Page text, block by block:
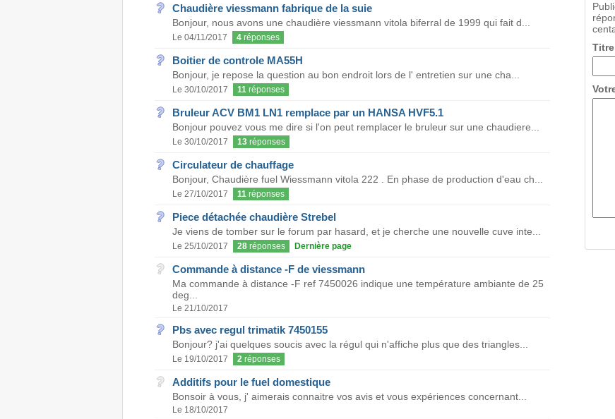
Chaudière viessmann fabrique de la suie
Bonjour, nous avons une chaudière viessmann vitola biferral de 1999 qui fait d...
Le 04/11/2017 4réponses
Boitier de controle MA55H
Bonjour, je repose la question au bon endroit lors de l' entretien sur une cha...
Le 30/10/2017 11réponses
Bruleur ACV BM1 LN1 remplace par un HANSA HVF5.1
Bonjour pouvez vous me dire si l'on peut remplacer le bruleur sur une chaudiere...
Le 30/10/2017 13réponses
Circulateur de chauffage
Bonjour, Chaudière fuel Wiessmann vitola 222 . En phase de production d'eau ch...
Le 27/10/2017 11réponses
Piece détachée chaudière Strebel
Je viens de tomber sur le forum par hasard, et je cherche une nouvelle cuve inte...
Le 25/10/2017 28réponses Dernière page
Commande à distance -F de viessmann
Ma commande à distance -F ref 7450026 indique une température ambiante de 25
deg...
Le 21/10/2017
Pbs avec regul trimatik 7450155
Bonjour? j'ai quelques soucis avec la régul qui n'affiche plus que des triangles...
Le 19/10/2017 2réponses
Additifs pour le fuel domestique
Bonsoir à vous, j' aimerais connaitre vos avis et vous expériences concernant...
Le 18/10/2017